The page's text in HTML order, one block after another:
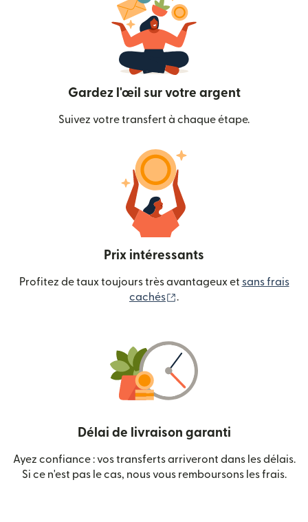
Gardez l'œil sur votre argent
Suivez votre transfert à chaque étape.
Prix intéressants
Profitez de taux toujours très avantageux et sans frais
cachés
.
Délai de livraison garanti
Ayez confiance : vos transferts arriveront dans les délais.
Si ce n'est pas le cas, nous vous remboursons les frais.